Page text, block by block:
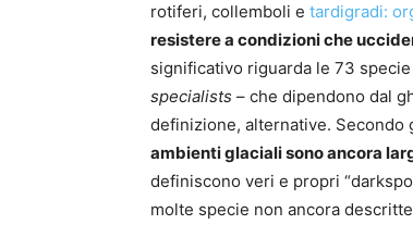
rotiferi, collemboli e tardigradi:
resistere a condizioni che
significativo riguarda le 73
specialists – che dipendono dal
definizione, alternative. Secondo
ambienti glaciali sono ancora
definiscono veri e propri
molte specie non ancora